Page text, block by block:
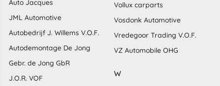
Auto Jacques
JML Automotive
Autobedrijf J. Willems V.O.F.
Autodemontage De Jong
Gebr. de Jong GbR
J.O.R. VOF
Vollux carparts
Vosdonk Automotive
Vredegoor Trading V.O.F.
VZ Automobile OHG
W